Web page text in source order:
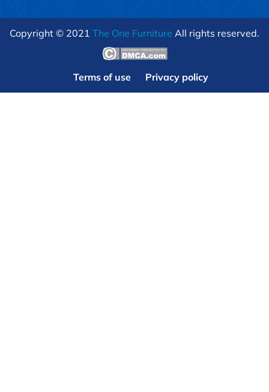
Copyright © 2021 The One Furniture All rights reserved.
Terms of use Privacy policy